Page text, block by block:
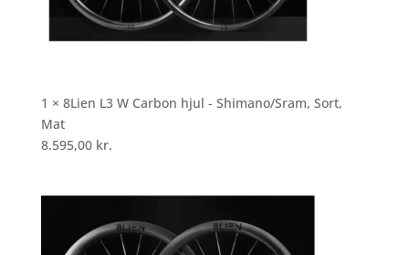
1 × 8Lien L3 W Carbon hjul - Shimano/Sram, Sort,
Mat
8.595,00 kr.